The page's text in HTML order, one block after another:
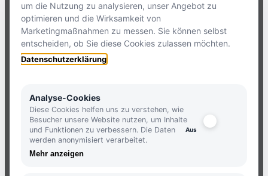
ZUMKONTAKTFORMULAR
HOLLFELDER
JETZT ANMELDEN UND KEINE
NEUIGKEITEN MEHR VERPASSEN.
um die Nutzung zu analysieren, unser Angebot zu
optimieren und die Wirksamkeit von
Marketingmaßnahmen zu messen. Sie können selbst
entscheiden, ob Sie diese Cookies zulassen möchten.
Datenschutzerklärung
Analyse-Cookies
Diese Cookies helfen uns zu verstehen, wie
Besucher unsere Website nutzen, um Inhalte
und Funktionen zu verbessern. Die Daten
werden anonymisiert verarbeitet.
Mehr anzeigen